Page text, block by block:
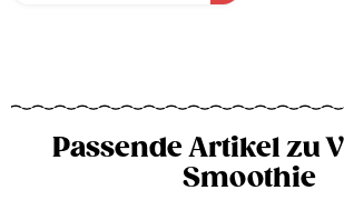
Passende Artikel zu
Smoothie